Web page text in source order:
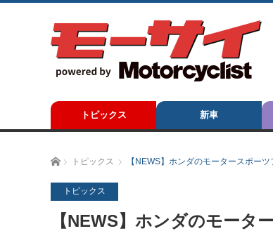
トピックス 新車
ホームトピックス 【NEWS】ホンダのモータースポー
トピックス
【NEWS】ホンダのモータ